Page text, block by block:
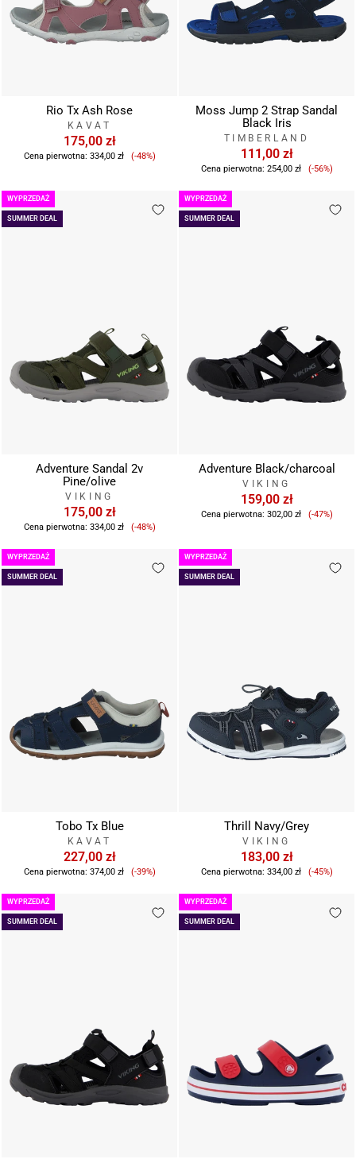
Rio Tx Ash Rose
KAVAT
175,00 zł
Cena pierwotna: 334,00 zł
Cena
(-48%)
Moss Jump 2 Strap Sandal
Black Iris
TIMBERLAND
111,00 zł
Cena pierwotna: 254,00 zł
Cena
(-56%)
SUMMER DEAL
WYPRZEDAŻ
Adventure Sandal 2v
Pine/olive
VIKING
175,00 zł
Cena pierwotna: 334,00 zł
Cena
(-48%)
SUMMER DEAL
WYPRZEDAŻ
Adventure Black/charcoal
VIKING
159,00 zł
Cena pierwotna: 302,00 zł
Cena
(-47%)
SUMMER DEAL
WYPRZEDAŻ
Tobo Tx Blue
KAVAT
227,00 zł
Cena pierwotna: 374,00 zł
Cena
(-39%)
SUMMER DEAL
WYPRZEDAŻ
Thrill Navy/Grey
VIKING
183,00 zł
Cena pierwotna: 334,00 zł
Cena
(-45%)
SUMMER DEAL
WYPRZEDAŻ
SUMMER DEAL
WYPRZEDAŻ